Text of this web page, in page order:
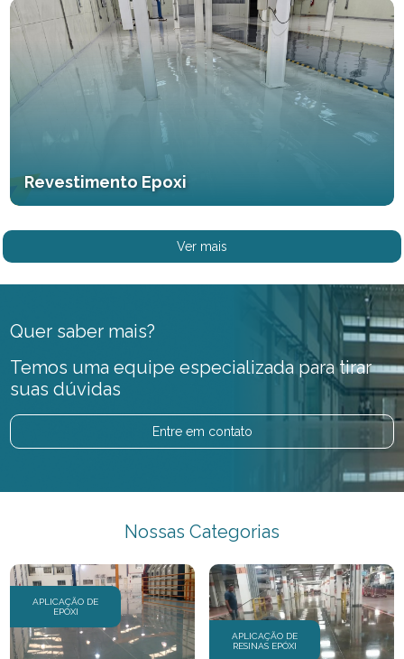
Revestimento Epoxi
Ver mais
Quer saber mais?
Temos uma equipe especializada para tirar
suas dúvidas
Entre em contato
Nossas Categorias
APLICAÇÃO DE
EPÓXI
APLICAÇÃO DE
RESINAS EPÓXI